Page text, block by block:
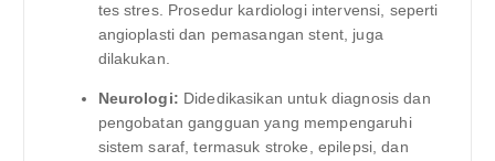
tes stres. Prosedur kardiologi intervensi, seperti
angioplasti dan pemasangan stent, juga
dilakukan.
Neurologi: Didedikasikan untuk diagnosis dan
pengobatan gangguan yang mempengaruhi
sistem saraf, termasuk stroke, epilepsi, dan